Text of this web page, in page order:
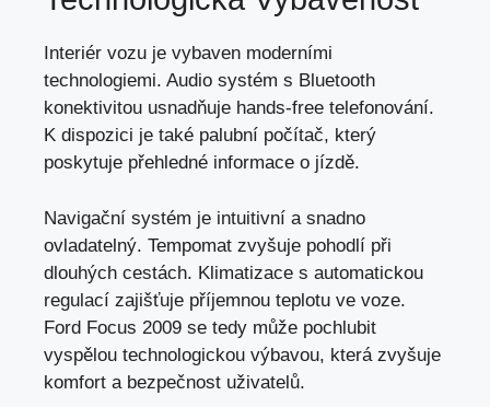
Interiér vozu je vybaven moderními
technologiemi. Audio systém s Bluetooth
konektivitou usnadňuje hands-free telefonování.
K dispozici je také palubní počítač, který
poskytuje přehledné informace o jízdě.
Navigační systém je intuitivní a snadno
ovladatelný. Tempomat zvyšuje pohodlí při
dlouhých cestách. Klimatizace s automatickou
regulací zajišťuje příjemnou teplotu ve voze.
Ford Focus 2009 se tedy může pochlubit
vyspělou technologickou výbavou, která zvyšuje
komfort a bezpečnost uživatelů.